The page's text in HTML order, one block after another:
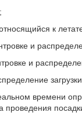
к
и
и
загрузки
времени
проведения